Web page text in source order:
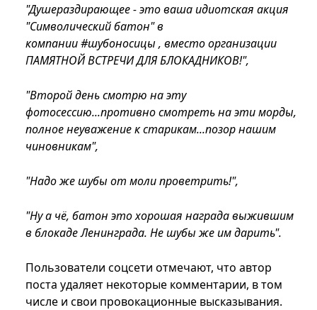
"Душераздирающее - это ваша идиотская акция
"Символический батон" в
компании #шубоносицы , вместо организации
ПАМЯТНОЙ ВСТРЕЧИ ДЛЯ БЛОКАДНИКОВ!",
"Второй день смотрю на эту
фотосессию...противно смотреть на эти морды,
полное неуважение к старикам...позор нашим
чиновникам",
"Надо же шубы от моли проветрить!",
"Ну а чё, батон это хорошая награда выжившим
в блокаде Ленинграда. Не шубы же им дарить".
Пользователи соцсети отмечают, что автор
поста удаляет некоторые комментарии, в том
числе и свои провокационные высказывания.